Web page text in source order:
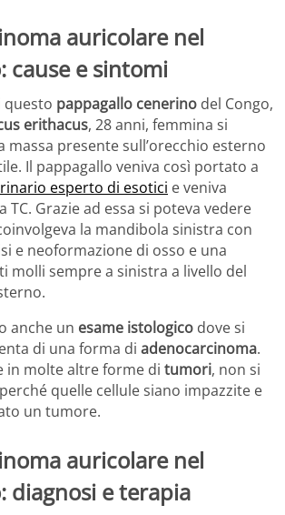
auricolare nel
cause e sintomi
pappagallo cenerino del Congo,
erithacus, 28 anni, femmina si
massa presente sull’orecchio esterno
Il pappagallo veniva così portato a
esperto di esotici e veniva
Grazie ad essa si poteva vedere
la mandibola sinistra con
e neoformazione di osso e una
molli sempre a sinistra a livello del
anche un esame istologico dove si
di una forma di adenocarcinoma.
in molte altre forme di tumori, non si
quelle cellule siano impazzite e
un tumore.
auricolare nel
diagnosi e terapia